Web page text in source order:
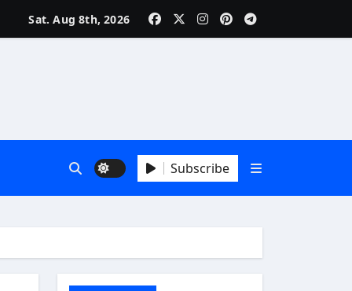
Sat. Aug 8th, 2026
Subscribe